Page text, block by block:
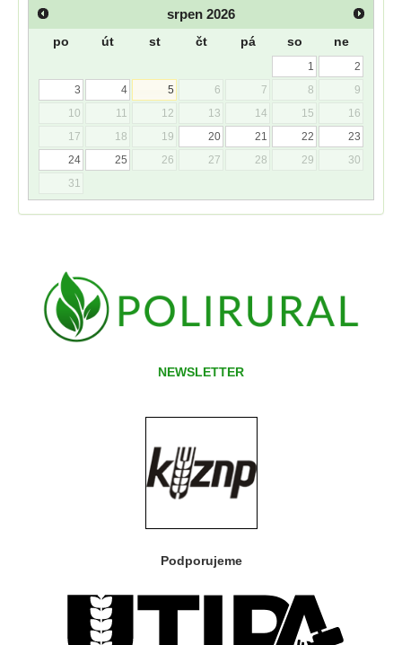
srpen 2026
po út st čt pá so ne
1
2
3
4 5 6 7 8
9
10
11 12 13 14 15
16
17
18 19 20 21 22
23
24
25 26 27 28 29
30
31
NEWSLETTER
Podporujeme